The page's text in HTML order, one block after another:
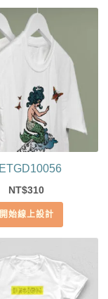
NT$310
開始線上設計